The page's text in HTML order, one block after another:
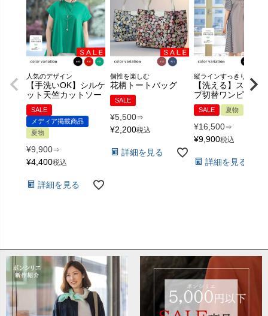
人気のデザイン
【手洗いOK】シルケ
ット天竺カットソー
SALE
メディア掲載商品
夏物
¥9,900⇒
¥4,400税込
詳細を見る
個性を楽しむ
花柄トートバッグ
SALE
¥5,500⇒
¥2,200税込
詳細を見る
縦ラインすっきり
【洗える】ストラ
プ切替ワンピース
SALE 夏物
¥16,500⇒
¥9,900税込
詳細を見る